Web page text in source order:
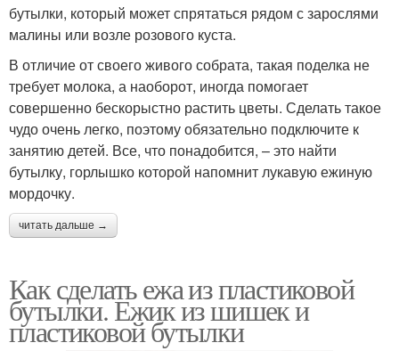
бутылки, который может спрятаться рядом с зарослями
малины или возле розового куста.
В отличие от своего живого собрата, такая поделка не
требует молока, а наоборот, иногда помогает
совершенно бескорыстно растить цветы. Сделать такое
чудо очень легко, поэтому обязательно подключите к
занятию детей. Все, что понадобится, – это найти
бутылку, горлышко которой напомнит лукавую ежиную
мордочку.
читать дальше →
Как сделать ежа из пластиковой
бутылки. Ежик из шишек и
пластиковой бутылки